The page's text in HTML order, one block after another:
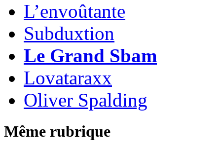
L’envoûtante
Subduxtion
Le Grand Sbam
Lovataraxx
Oliver Spalding
Même rubrique